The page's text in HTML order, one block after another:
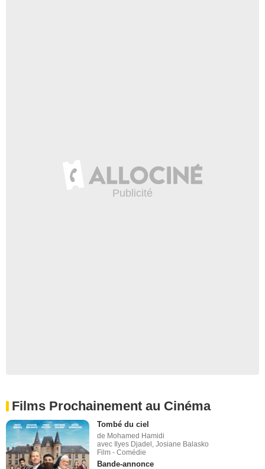
Films Prochainement au Cinéma
Tombé du ciel
de Mohamed Hamidi
avec Ilyes Djadel, Josiane Balasko
Film - Comédie
Bande-annonce